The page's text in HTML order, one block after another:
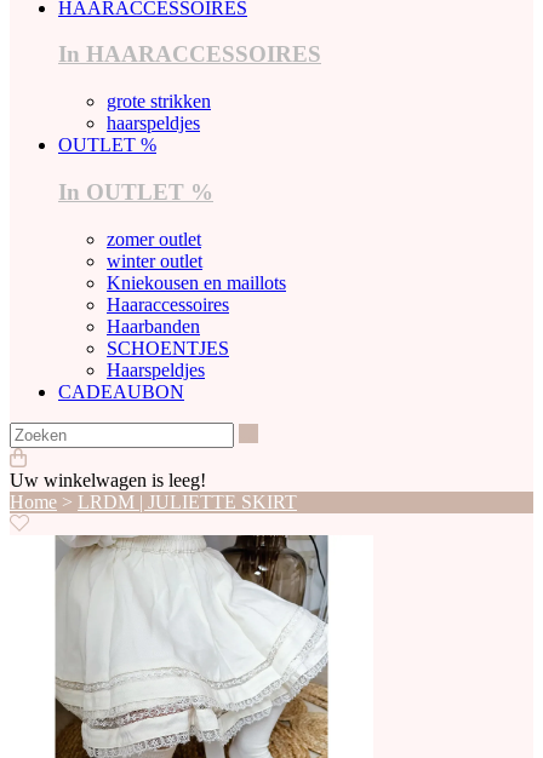
HAARACCESSOIRES
In HAARACCESSOIRES
grote strikken
haarspeldjes
OUTLET %
In OUTLET %
zomer outlet
winter outlet
Kniekousen en maillots
Haaraccessoires
Haarbanden
SCHOENTJES
Haarspeldjes
CADEAUBON
Uw winkelwagen is leeg!
Home > LRDM | JULIETTE SKIRT